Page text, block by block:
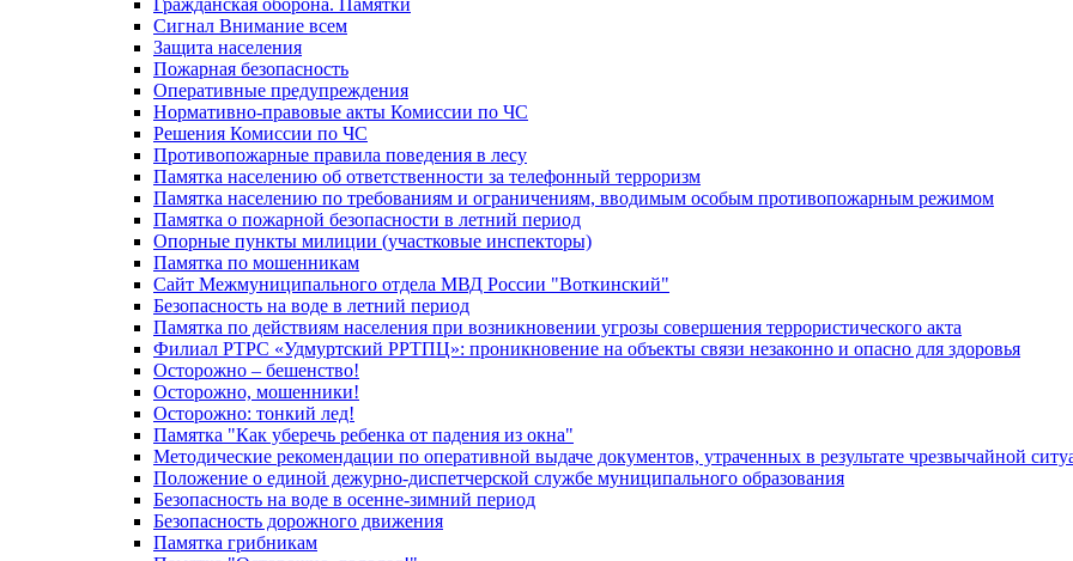
Гражданская оборона. Памятки
Сигнал Внимание всем
Защита населения
Пожарная безопасность
Оперативные предупреждения
Нормативно-правовые акты Комиссии по ЧС
Решения Комиссии по ЧС
Противопожарные правила поведения в лесу
Памятка населению об ответственности за телефонный терроризм
Памятка населению по требованиям и ограничениям, вводимым особым противопожарным режимом
Памятка о пожарной безопасности в летний период
Опорные пункты милиции (участковые инспекторы)
Памятка по мошенникам
Сайт Межмуниципального отдела МВД России "Воткинский"
Безопасность на воде в летний период
Памятка по действиям населения при возникновении угрозы совершения террористического акта
Филиал РТРС «Удмуртский РРТПЦ»: проникновение на объекты связи незаконно и опасно для здоровья
Осторожно – бешенство!
Осторожно, мошенники!
Осторожно: тонкий лед!
Памятка "Как уберечь ребенка от падения из окна"
Методические рекомендации по оперативной выдаче документов, утраченных в результате чрезвычайной
Положение о единой дежурно-диспетчерской службе муниципального образования
Безопасность на воде в осенне-зимний период
Безопасность дорожного движения
Памятка грибникам